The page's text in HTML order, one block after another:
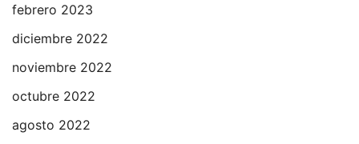
febrero 2023
diciembre 2022
noviembre 2022
octubre 2022
agosto 2022